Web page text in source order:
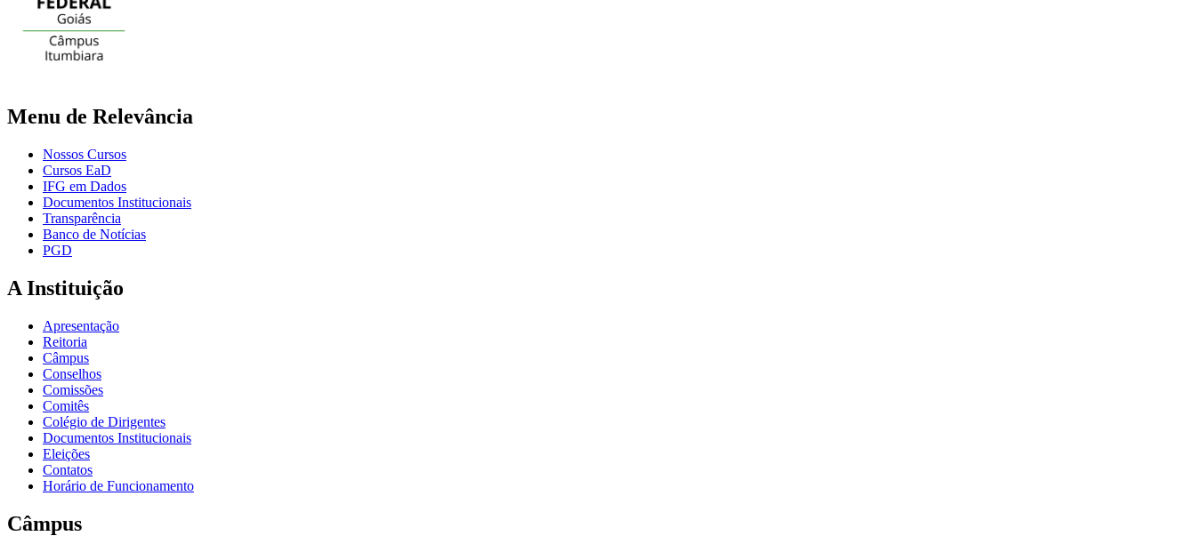
Menu de Relevância
Nossos Cursos
Cursos EaD
IFG em Dados
Documentos Institucionais
Transparência
Banco de Notícias
PGD
A Instituição
Apresentação
Reitoria
Câmpus
Conselhos
Comissões
Comitês
Colégio de Dirigentes
Documentos Institucionais
Eleições
Contatos
Horário de Funcionamento
Câmpus